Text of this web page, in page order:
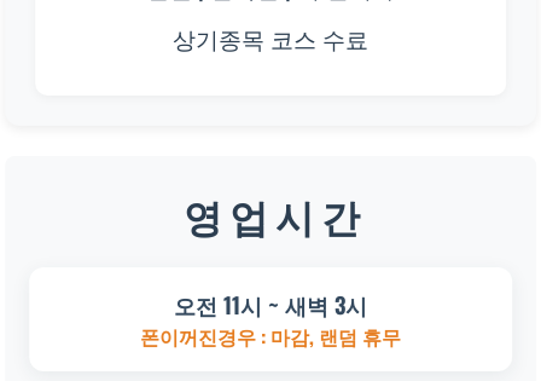
상기종목 코스 수료
영 업 시 간
오전 11시 ~ 새벽 3시
폰이꺼진경우 : 마감, 랜덤 휴무